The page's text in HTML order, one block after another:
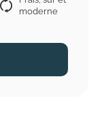
moderne